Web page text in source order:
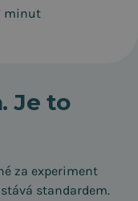
minut
Je to
za experiment
standardem.